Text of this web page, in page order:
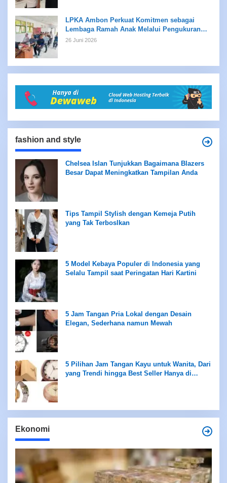
LPKA Ambon Perkuat Komitmen sebagai
Lembaga Ramah Anak Melalui Pengukuran
Standar LPKRA
26 Juni 2026
fashion and style
Chelsea Islan Tunjukkan Bagaimana Blazers
Besar Dapat Meningkatkan Tampilan Anda
Tips Tampil Stylish dengan Kemeja Putih
yang Tak Terboslkan
5 Model Kebaya Populer di Indonesia yang
Selalu Tampil saat Peringatan Hari Kartini
5 Jam Tangan Pria Lokal dengan Desain
Elegan, Sederhana namun Mewah
5 Pilihan Jam Tangan Kayu untuk Wanita, Dari
yang Trendi hingga Best Seller Hanya di
Ekonomi